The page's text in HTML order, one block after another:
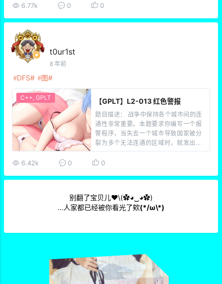
着色问题，而是对给定的一种颜色分
个解。 输入描述： 输入在第一行给出3
6.77k 0 0
t0ur1st
8 年前
DFS 图
【GPLT】L2-013 红色警报
题目描述： 战争中保持各个城市间的连
通性非常重要。本题要求你编写一个报
警程序，当失去一个城市导致国家被分
裂为多个无法连通的区域时，就发出红
色警报。注意：若该国本来就不完全连
通，是分裂的k个区域，而失去一个城市
要发出警报。 输入描述： 输入在第一行
C++, GPLT
6.42k 0 0
别翻了宝贝儿❤\(✿◕‿◕✿)
...人家都已经被你看光了欸(*/ω\*)